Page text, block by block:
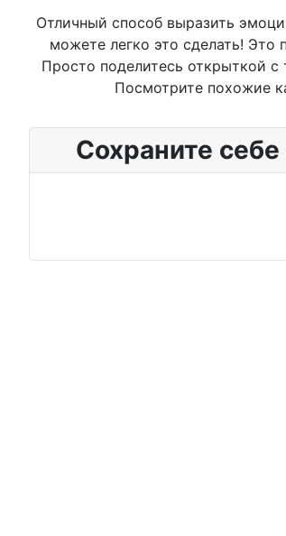
Отличный способ выразить
можете легко это сделать! Это
Просто поделитесь открыткой с
Посмотрите похожие
Сохраните